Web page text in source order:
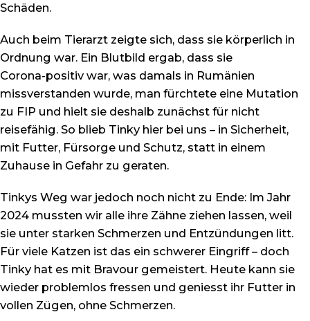
Schäden.
Auch beim Tierarzt zeigte sich, dass sie körperlich in
Ordnung war. Ein Blutbild ergab, dass sie
Corona‑positiv war, was damals in Rumänien
missverstanden wurde, man fürchtete eine Mutation
zu FIP und hielt sie deshalb zunächst für nicht
reisefähig. So blieb Tinky hier bei uns – in Sicherheit,
mit Futter, Fürsorge und Schutz, statt in einem
Zuhause in Gefahr zu geraten.
Tinkys Weg war jedoch noch nicht zu Ende: Im Jahr
2024 mussten wir alle ihre Zähne ziehen lassen, weil
sie unter starken Schmerzen und Entzündungen litt.
Für viele Katzen ist das ein schwerer Eingriff – doch
Tinky hat es mit Bravour gemeistert. Heute kann sie
wieder problemlos fressen und geniesst ihr Futter in
vollen Zügen, ohne Schmerzen.